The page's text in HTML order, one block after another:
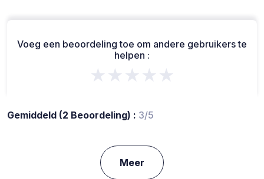
Voeg een beoordeling toe om andere gebruikers te
helpen :
★★★★★
Gemiddeld (2 Beoordeling) : 3/5
Meer